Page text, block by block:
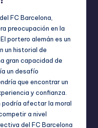
FC Barcelona,
preocupación en la
portero alemán es un
un historial de
gran capacidad de
un desafío
que encontrar un
y confianza.
podría afectar la moral
a nivel
del FC Barcelona